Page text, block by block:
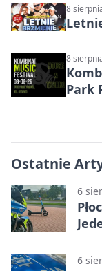
8
8
Park
Ostatnie
6
6